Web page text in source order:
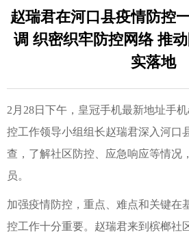
赵瑞君在河口县疫情防控
调 织密织牢防控网络 推
实落地
2月28日下午，皇冠手机最新地址手
控工作领导小组组长赵瑞君深入河口
查，了解社区防控、应急响应等情况
员。
加强疫情防控，重点、难点和关键在
控工作十分重要。赵瑞君来到槟榔社